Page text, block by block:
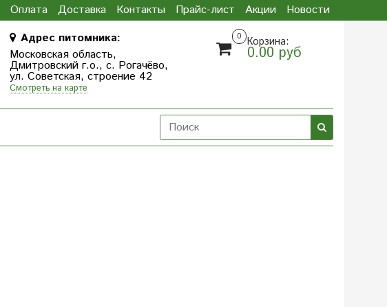
Оплата Доставка Контакты Прайс-лист Акции
Новости
Адрес питомника:
Московская область,
Дмитровcкий г.о., с. Рогачёво,
ул. Советская, строение 42
Смотреть на карте
0 Корзина:
0.00 руб